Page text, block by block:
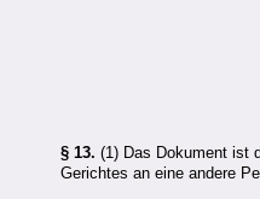
§ 13. (1) Das Dokument ist
Gerichtes an eine andere